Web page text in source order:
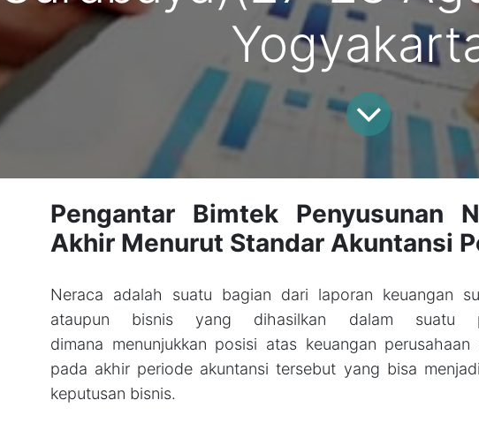
Pengantar Bimtek Penyusunan
Akhir Menurut Standar Akuntansi
Neraca adalah suatu bagian dari laporan keuangan
ataupun bisnis yang dihasilkan dalam suatu
dimana menunjukkan posisi atas keuangan
pada akhir periode akuntansi tersebut yang bisa
keputusan bisnis.